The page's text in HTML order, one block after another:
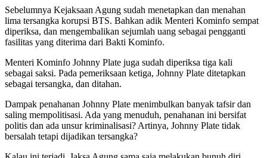
Sebelumnya Kejaksaan Agung sudah menetapkan dan menahan
lima tersangka korupsi BTS. Bahkan adik Menteri Kominfo sempat
diperiksa, dan mengembalikan sejumlah uang sebagai pengganti
fasilitas yang diterima dari Bakti Kominfo.
Menteri Kominfo Johnny Plate juga sudah diperiksa tiga kali
sebagai saksi. Pada pemeriksaan ketiga, Johnny Plate ditetapkan
sebagai tersangka, dan ditahan.
Dampak penahanan Johnny Plate menimbulkan banyak tafsir dan
saling mempolitisasi. Ada yang menuduh, penahanan ini bersifat
politis dan ada unsur kriminalisasi? Artinya, Johnny Plate tidak
bersalah tetapi dijadikan tersangka?